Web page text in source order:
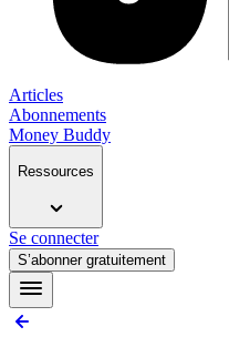
Articles
Abonnements
Money Buddy
Ressources
Se connecter
S’abonner gratuitement